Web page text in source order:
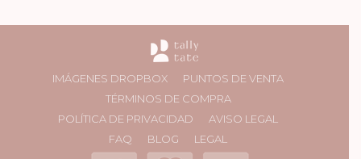
IMÁGENES DROPBOX
PUNTOS DE VENTA
TÉRMINOS DE COMPRA
POLÍTICA DE PRIVACIDAD
AVISO LEGAL
FAQ
BLOG LEGAL